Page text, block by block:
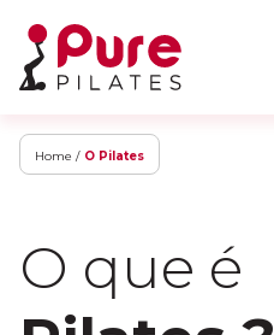
Home / O Pilates
O que é